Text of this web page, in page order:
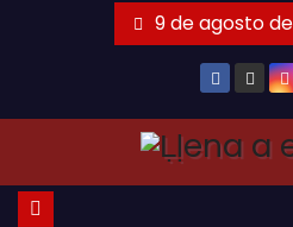
9 de agosto